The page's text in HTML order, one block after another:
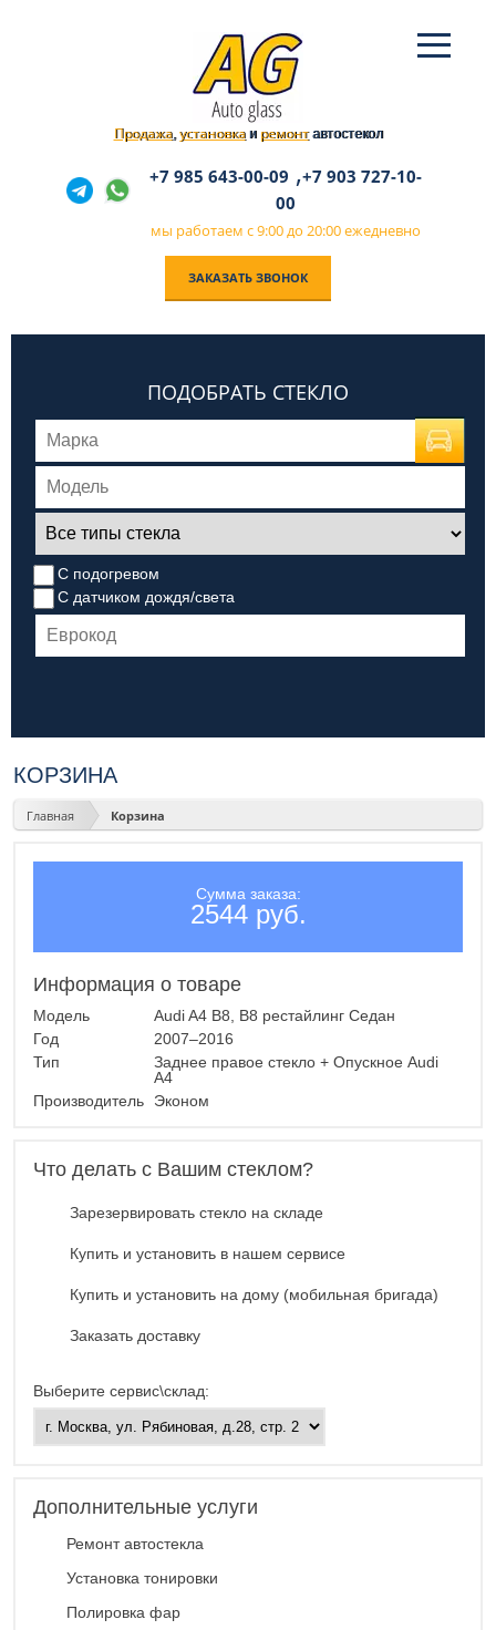
Продажа,установкаи ремонтавтостекол
+7 985 643-00-09 ,+7 903 727-10-
00
мы работаем с 9:00 до 20:00 ежедневно
ЗАКАЗАТЬ ЗВОНОК
ПОДОБРАТЬ СТЕКЛО
С подогревом
С датчиком дождя/света
КОРЗИНА
Главная Корзина
Сумма заказа:
2544 руб.
Информация о товаре
Модель
Audi A4 B8, B8 рестайлинг Седан
Год
2007–2016
Тип
Заднее правое стекло + Опускное Audi
A4
Производитель
Эконом
Что делать с Вашим стеклом?
Зарезервировать стекло на складе
Купить и установить в нашем сервисе
Купить и установить на дому (мобильная бригада)
Заказать доставку
Выберите сервис\склад:
Дополнительные услуги
Ремонт автостекла
Установка тонировки
Полировка фар